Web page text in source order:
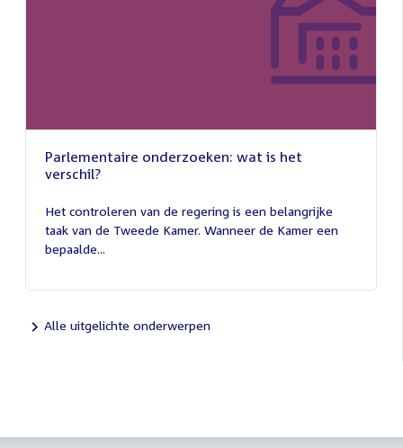
Parlementaire onderzoeken: wat is het
verschil?
juli
2026
Het controleren van de regering is een belangrijke
taak van de Tweede Kamer. Wanneer de Kamer een
bepaalde...
Alle uitgelichte onderwerpen